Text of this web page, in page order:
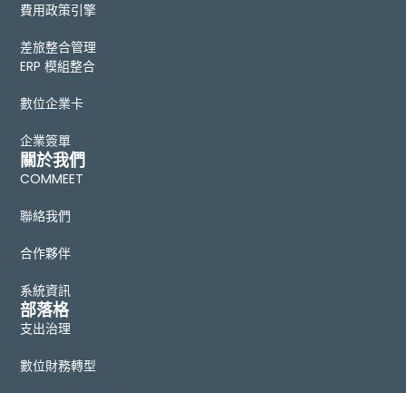
費用政策引擎
差旅整合管理
ERP 模組整合
數位企業卡
企業簽單
關於我們
COMMEET
聯絡我們
合作夥伴
系統資訊
部落格
支出治理
數位財務轉型